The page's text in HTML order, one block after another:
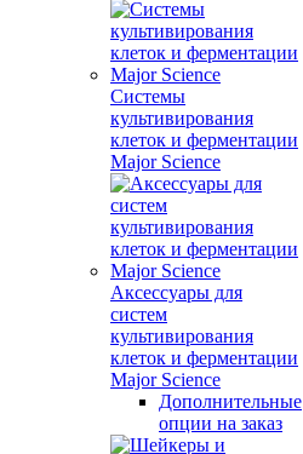
Системы
культивирования
клеток и ферментации
Major Science
Аксессуары для
систем
культивирования
клеток и ферментации
Major Science
Дополнительные
опции на заказ